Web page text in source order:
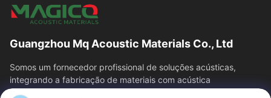
Guangzhou Mq Acoustic Materials Co., Ltd
Somos um fornecedor profissional de soluções acústicas,
integrando a fabricação de materiais com acústica
arquitetônica.teatrosDesde a consultoria...